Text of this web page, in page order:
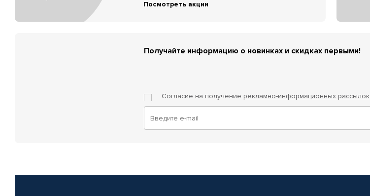
Посмотреть акции
Получайте информацию о новинках и скидках первыми!
Согласие на получение рекламно-информационных рассылок